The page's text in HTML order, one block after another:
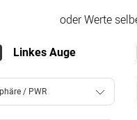
oder Werte
Linkes Auge
/ PWR